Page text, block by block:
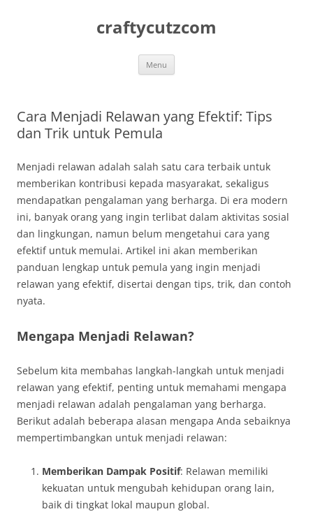
craftycutzcom
Menu
Cara Menjadi Relawan yang Efektif: Tips
dan Trik untuk Pemula
Menjadi relawan adalah salah satu cara terbaik untuk
memberikan kontribusi kepada masyarakat, sekaligus
mendapatkan pengalaman yang berharga. Di era modern
ini, banyak orang yang ingin terlibat dalam aktivitas sosial
dan lingkungan, namun belum mengetahui cara yang
efektif untuk memulai. Artikel ini akan memberikan
panduan lengkap untuk pemula yang ingin menjadi
relawan yang efektif, disertai dengan tips, trik, dan contoh
nyata.
Mengapa Menjadi Relawan?
Sebelum kita membahas langkah-langkah untuk menjadi
relawan yang efektif, penting untuk memahami mengapa
menjadi relawan adalah pengalaman yang berharga.
Berikut adalah beberapa alasan mengapa Anda sebaiknya
mempertimbangkan untuk menjadi relawan:
Memberikan Dampak Positif: Relawan memiliki
kekuatan untuk mengubah kehidupan orang lain,
baik di tingkat lokal maupun global.